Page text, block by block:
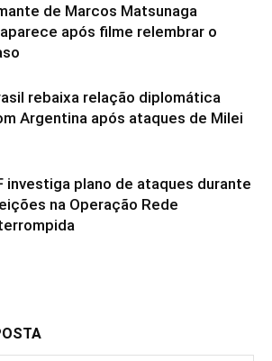
de Marcos Matsunaga
após filme relembrar o
rebaixa relação diplomática
Argentina após ataques de Milei
investiga plano de ataques durante
na Operação Rede